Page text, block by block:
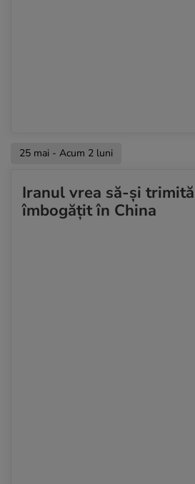
25 mai - Acum 2 luni
Iranul vrea să-și
îmbogățit în China